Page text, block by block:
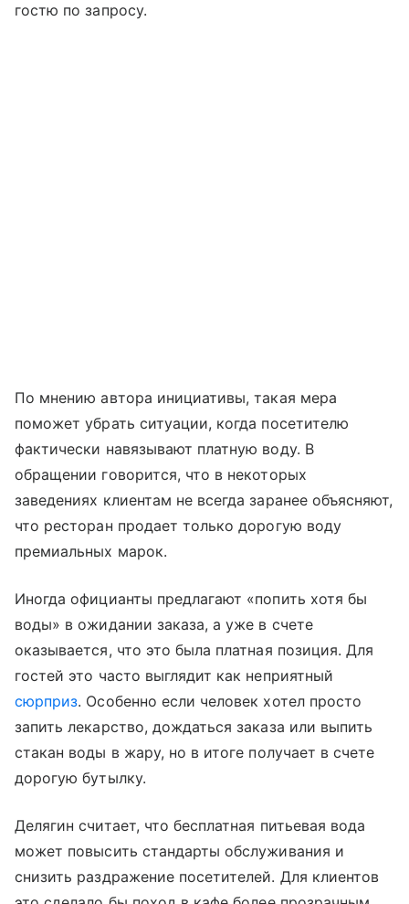
гостю по запросу.
По мнению автора инициативы, такая мера
поможет убрать ситуации, когда посетителю
фактически навязывают платную воду. В
обращении говорится, что в некоторых
заведениях клиентам не всегда заранее объясняют,
что ресторан продает только дорогую воду
премиальных марок.
Иногда официанты предлагают «попить хотя бы
воды» в ожидании заказа, а уже в счете
оказывается, что это была платная позиция. Для
гостей это часто выглядит как неприятный
сюрприз. Особенно если человек хотел просто
запить лекарство, дождаться заказа или выпить
стакан воды в жару, но в итоге получает в счете
дорогую бутылку.
Делягин считает, что бесплатная питьевая вода
может повысить стандарты обслуживания и
снизить раздражение посетителей. Для клиентов